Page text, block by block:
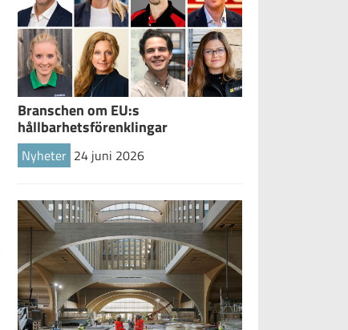
Branschen om EU:s
hållbarhetsförenklingar
Nyheter 24 juni 2026